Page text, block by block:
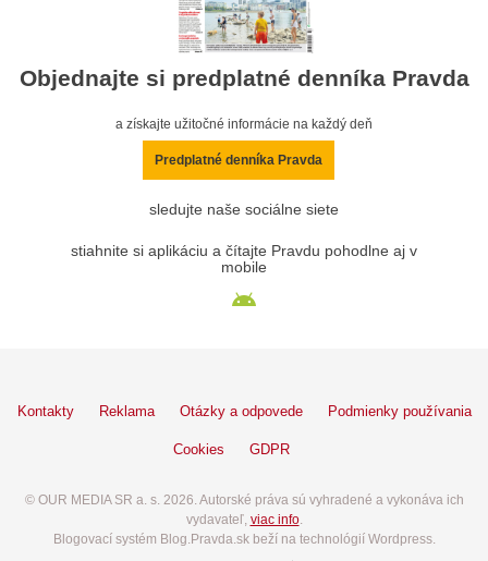
Objednajte si predplatné denníka Pravda
a získajte užitočné informácie na každý deň
Predplatné denníka Pravda
sledujte naše sociálne siete
stiahnite si aplikáciu a čítajte Pravdu pohodlne aj v
mobile
Kontakty Reklama Otázky a odpovede Podmienky používania
Cookies GDPR
© OUR MEDIA SR a. s. 2026. Autorské práva sú vyhradené a vykonáva ich
vydavateľ, viac info.
Blogovací systém Blog.Pravda.sk beží na technológií Wordpress.